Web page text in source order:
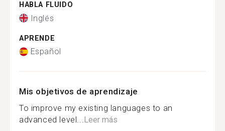
HABLA FLUIDO
Inglés
APRENDE
Español
Mis objetivos de aprendizaje
To improve my existing languages to an
advanced level...Leer más